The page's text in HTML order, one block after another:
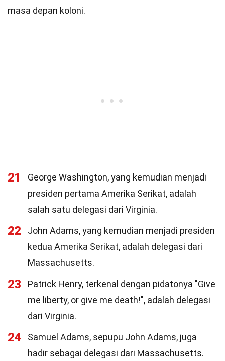
masa depan koloni.
21
George Washington, yang kemudian menjadi
presiden pertama Amerika Serikat, adalah
salah satu delegasi dari Virginia.
22
John Adams, yang kemudian menjadi presiden
kedua Amerika Serikat, adalah delegasi dari
Massachusetts.
23
Patrick Henry, terkenal dengan pidatonya "Give
me liberty, or give me death!", adalah delegasi
dari Virginia.
24
Samuel Adams, sepupu John Adams, juga
hadir sebagai delegasi dari Massachusetts.